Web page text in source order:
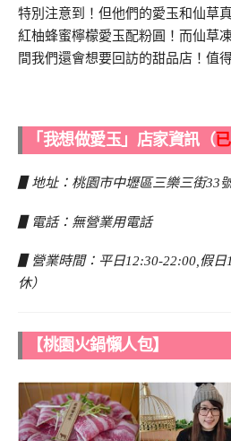
特別注意到！但他們的愛玉和仙草
紅柚蜂蜜檸檬愛玉配粉圓！而仙草
間我們還會想要回訪的甜品店！值
「我想做愛玉」店家資訊（
▋地址：桃園市中壢區三樂三街33
▋電話：無營業用電話
▋營業時間：平日12:30-22:00,假日
休）
【桃園火鍋懶人包】